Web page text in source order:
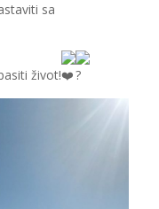
sa
život!